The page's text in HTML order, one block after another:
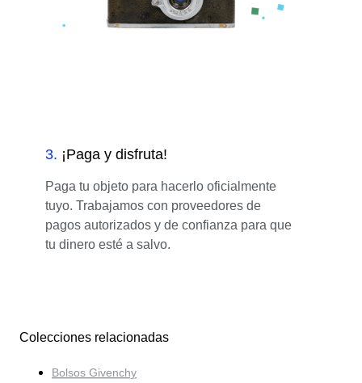
3. ¡Paga y disfruta!
Paga tu objeto para hacerlo oficialmente
tuyo. Trabajamos con proveedores de
pagos autorizados y de confianza para que
tu dinero esté a salvo.
Colecciones relacionadas
Bolsos Givenchy